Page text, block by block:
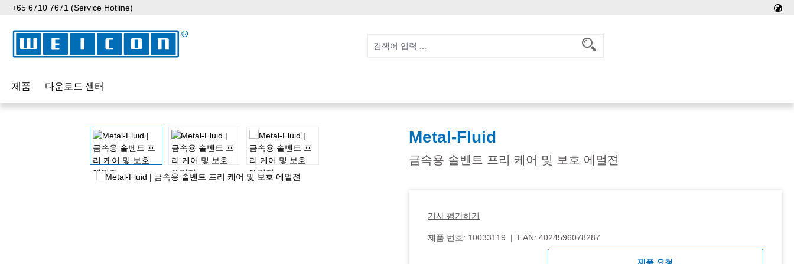
to main content
Skip to search
Skip to main navigation
+65 6710 7671 (Service Hotline)
제품 다운로드 센터
Metal-Fluid
금속용 솔벤트 프리 케어 및 보호 에멀젼
기사 평가하기
제품 번호: 10033119 | EAN: 4024596078287